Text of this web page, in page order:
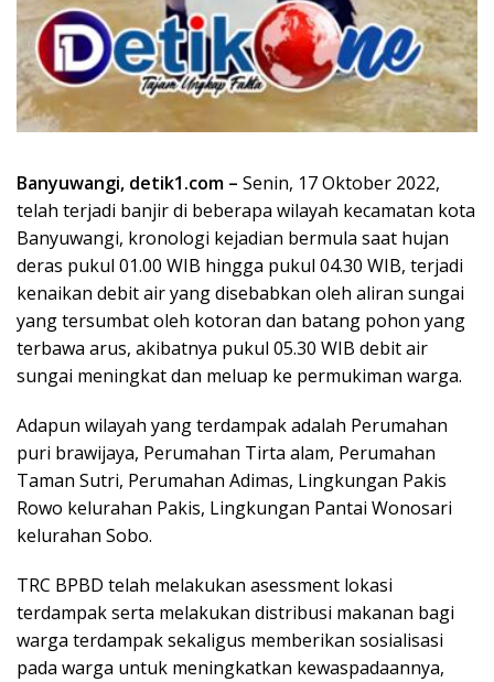
Banyuwangi, detik1.com – Senin, 17 Oktober 2022,
telah terjadi banjir di beberapa wilayah kecamatan kota
Banyuwangi, kronologi kejadian bermula saat hujan
deras pukul 01.00 WIB hingga pukul 04.30 WIB, terjadi
kenaikan debit air yang disebabkan oleh aliran sungai
yang tersumbat oleh kotoran dan batang pohon yang
terbawa arus, akibatnya pukul 05.30 WIB debit air
sungai meningkat dan meluap ke permukiman warga.
Adapun wilayah yang terdampak adalah Perumahan
puri brawijaya, Perumahan Tirta alam, Perumahan
Taman Sutri, Perumahan Adimas, Lingkungan Pakis
Rowo kelurahan Pakis, Lingkungan Pantai Wonosari
kelurahan Sobo.
TRC BPBD telah melakukan asessment lokasi
terdampak serta melakukan distribusi makanan bagi
warga terdampak sekaligus memberikan sosialisasi
pada warga untuk meningkatkan kewaspadaannya,